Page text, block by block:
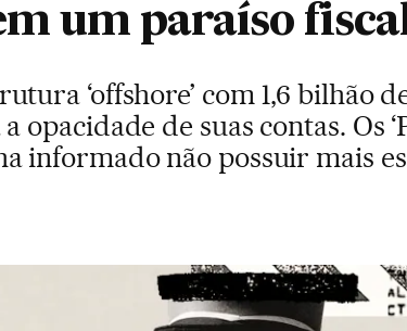
um paraíso
‘offshore’ com 1,6 bilhão
opacidade de suas contas. Os
informado não possuir mais